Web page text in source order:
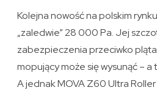
Kolejna nowość na polskim rynku
„zaledwie” 28 000 Pa. Jej
zabezpieczenia przeciwko
mopujący może się wysunąć –
A jednak MOVA Z60 Ultra